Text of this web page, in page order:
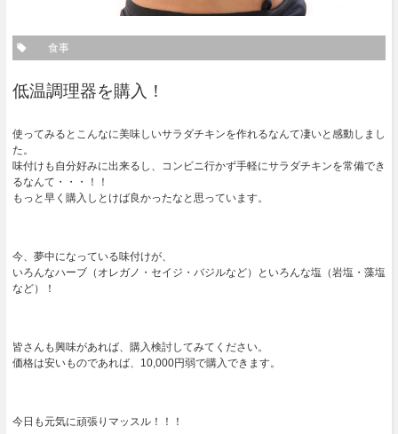
食事
低温調理器を購入！
使ってみるとこんなに美味しいサラダチキンを作れるなんて凄いと感動しまし
た。
味付けも自分好みに出来るし、コンビニ行かず手軽にサラダチキンを常備でき
るなんて・・・！！
もっと早く購入しとけば良かったなと思っています。
今、夢中になっている味付けが、
いろんなハーブ（オレガノ・セイジ・バジルなど）といろんな塩（岩塩・藻塩
など）！
皆さんも興味があれば、購入検討してみてください。
価格は安いものであれば、10,000円弱で購入できます。
今日も元気に頑張りマッスル！！！